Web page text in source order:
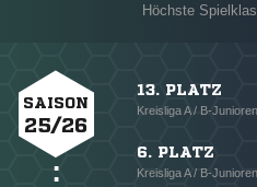
Höchste
SAISON
25/26
13. PLATZ
Kreisliga A / B-
6. PLATZ
Kreisliga A / B-